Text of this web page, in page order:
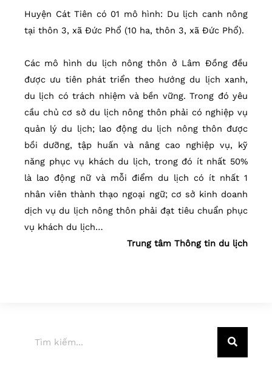
Huyện Cát Tiên có 01 mô hình: Du lịch canh nông
tại thôn 3, xã Đức Phổ (10 ha, thôn 3, xã Đức Phổ).
Các mô hình du lịch nông thôn ở Lâm Đồng đều
được ưu tiên phát triển theo hướng du lịch xanh,
du lịch có trách nhiệm và bền vững. Trong đó yêu
cầu chủ cơ sở du lịch nông thôn phải có nghiệp vụ
quản lý du lịch; lao động du lịch nông thôn được
bồi dưỡng, tập huấn và nâng cao nghiệp vụ, kỹ
năng phục vụ khách du lịch, trong đó ít nhất 50%
là lao động nữ và mỗi điểm du lịch có ít nhất 1
nhân viên thành thạo ngoại ngữ; cơ sở kinh doanh
dịch vụ du lịch nông thôn phải đạt tiêu chuẩn phục
vụ khách du lịch…
Trung tâm Thông tin du lịch